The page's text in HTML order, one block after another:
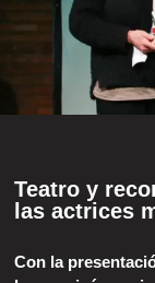
Teatro y
las actrices
Con la